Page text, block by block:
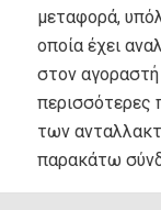
μεταφορά,
οποία έχει
στον αγοραστή
περισσότερες
των
παρακάτω